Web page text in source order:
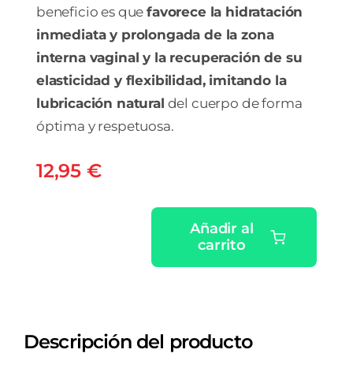
beneficio es quefavorece la hidratación
inmediata y prolongada de la zona
interna vaginal y la recuperación de su
elasticidad y flexibilidad, imitando la
lubricación natural del cuerpo de forma
óptima y respetuosa.
12,95 €
COSMETICS
HIDRATANTE
Añadir al
carrito
Descripción del producto